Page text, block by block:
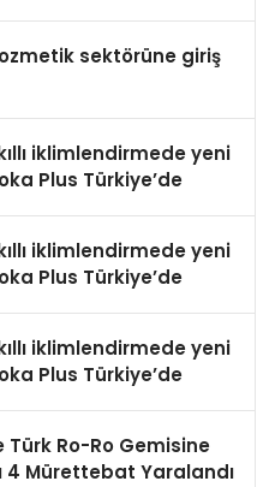
sektörüne giriş
iklimlendirmede yeni
Plus Türkiye’de
iklimlendirmede yeni
Plus Türkiye’de
iklimlendirmede yeni
Plus Türkiye’de
Türk Ro-Ro Gemisine
4 Mürettebat Yaralandı